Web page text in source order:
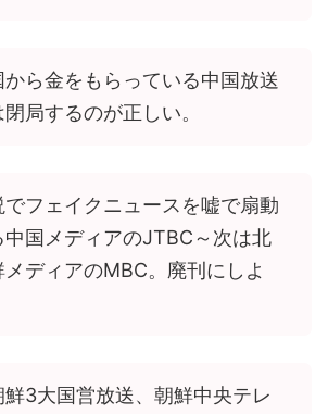
から金をもらっている中国放送
閉局するのが正しい。
でフェイクニュースを嘘で扇動
中国メディアのJTBC～次は北
メディアのMBC。廃刊にしよ
鮮3大国営放送、朝鮮中央テレ